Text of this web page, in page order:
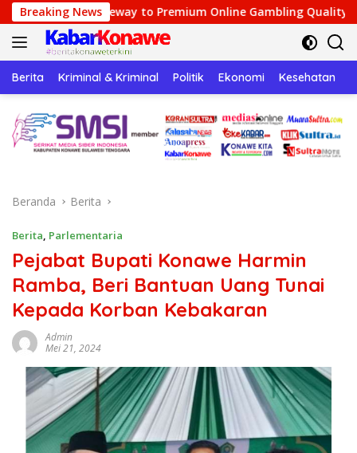
Langsung
ke
konten
Breaking News
to Premium Online Gambling Quality Speedz
Berita Kriminal & Kriminal Politik Ekonomi Kesehatan
Beranda Berita
Berita, Parlementaria
Pejabat Bupati Konawe Harmin
Ramba, Beri Bantuan Uang Tunai
Kepada Korban Kebakaran
Admin
Mei 21, 2024